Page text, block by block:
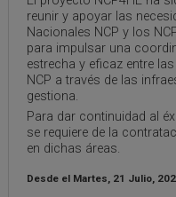
reunir y apoyar las
Nacionales NCP y los
para impulsar una
estrecha y eficaz entre
NCP a través de las
gestiona.
Para dar continuidad al
se requiere de la
en dichas áreas.
Desde el Martes, 21 Julio,